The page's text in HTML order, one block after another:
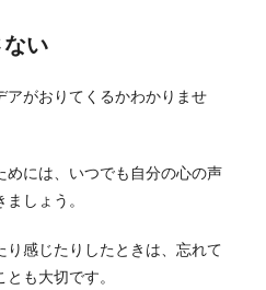
い
アがおりてくるかわかりませ
めには、いつでも自分の心の声
しょう。
り感じたりしたときは、忘れて
も大切です。